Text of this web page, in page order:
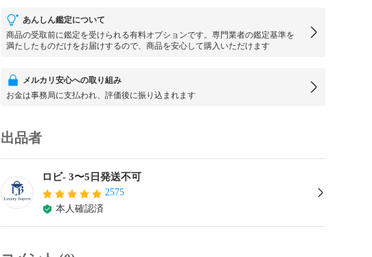
あんしん鑑定について
商品の受取前に鑑定を受けられる有料オプションです。専門業者の鑑定基準を
満たしたものだけをお届けするので、商品を安心して購入いただけます
メルカリ安心への取り組み
お金は事務局に支払われ、評価後に振り込まれます
出品者
ロビ- 3〜5日発送不可
2575
本人確認済